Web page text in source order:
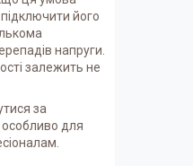
його
напруги.
залежить не
за
для